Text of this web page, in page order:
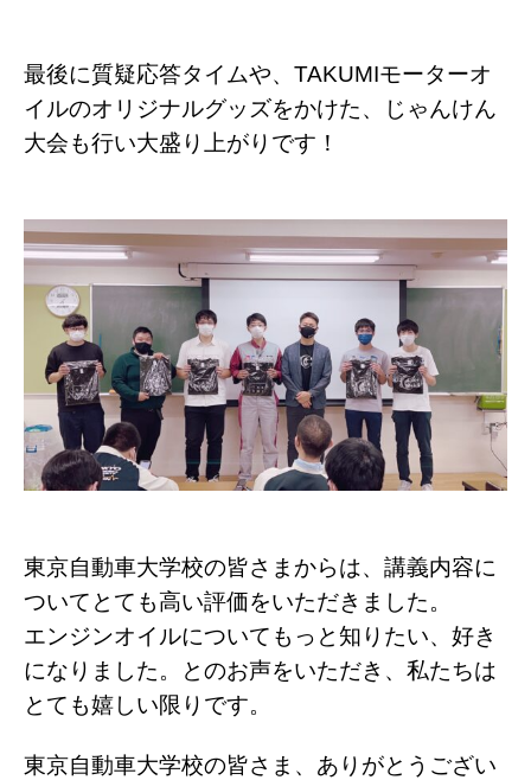
最後に質疑応答タイムや、TAKUMIモーターオ
イルのオリジナルグッズをかけた、じゃんけん
大会も行い大盛り上がりです！
東京自動車大学校の皆さまからは、講義内容に
ついてとても高い評価をいただきました。
エンジンオイルについてもっと知りたい、好き
になりました。とのお声をいただき、私たちは
とても嬉しい限りです。
東京自動車大学校の皆さま、ありがとうござい